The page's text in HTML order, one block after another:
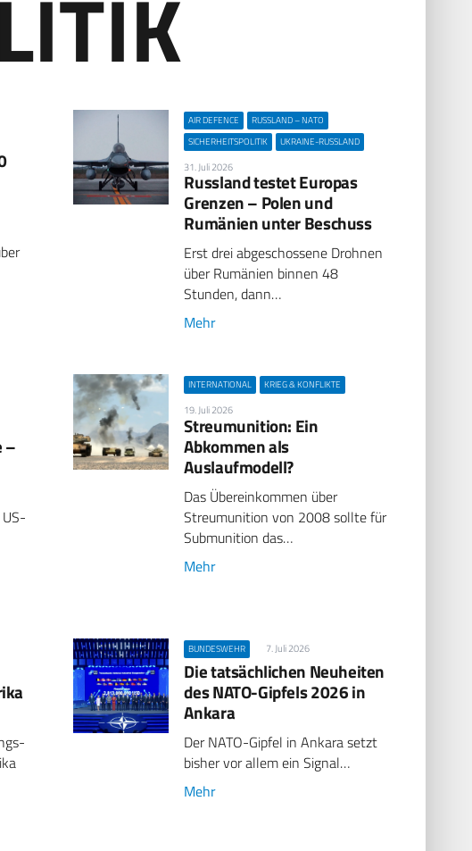
AIR DEFENCE
RUSSLAND – NATO
SICHERHEITSPOLITIK
UKRAINE-RUSSLAND
31. Juli 2026
Russland testet Europas
Grenzen – Polen und
Rumänien unter Beschuss
Erst drei abgeschossene Drohnen
über Rumänien binnen 48
Stunden, dann…
Mehr
–
INTERNATIONAL KRIEG & KONFLIKTE
19. Juli 2026
Streumunition: Ein
Abkommen als
Auslaufmodell?
Das Übereinkommen über
Streumunition von 2008 sollte für
Submunition das…
Mehr
BUNDESWEHR 7. Juli 2026
Die tatsächlichen Neuheiten
des NATO-Gipfels 2026 in
Ankara
Der NATO-Gipfel in Ankara setzt
bisher vor allem ein Signal…
Mehr